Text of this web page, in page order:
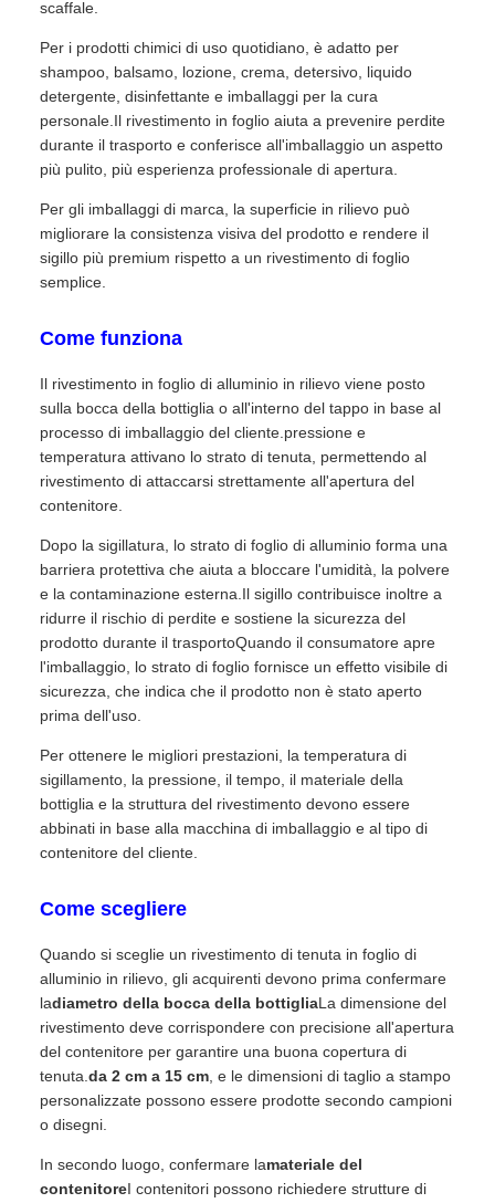
scaffale.
Per i prodotti chimici di uso quotidiano, è adatto per
shampoo, balsamo, lozione, crema, detersivo, liquido
detergente, disinfettante e imballaggi per la cura
personale.Il rivestimento in foglio aiuta a prevenire perdite
durante il trasporto e conferisce all'imballaggio un aspetto
più pulito, più esperienza professionale di apertura.
Per gli imballaggi di marca, la superficie in rilievo può
migliorare la consistenza visiva del prodotto e rendere il
sigillo più premium rispetto a un rivestimento di foglio
semplice.
Come funziona
Il rivestimento in foglio di alluminio in rilievo viene posto
sulla bocca della bottiglia o all'interno del tappo in base al
processo di imballaggio del cliente.pressione e
temperatura attivano lo strato di tenuta, permettendo al
rivestimento di attaccarsi strettamente all'apertura del
contenitore.
Dopo la sigillatura, lo strato di foglio di alluminio forma una
barriera protettiva che aiuta a bloccare l'umidità, la polvere
e la contaminazione esterna.Il sigillo contribuisce inoltre a
ridurre il rischio di perdite e sostiene la sicurezza del
prodotto durante il trasportoQuando il consumatore apre
l'imballaggio, lo strato di foglio fornisce un effetto visibile di
sicurezza, che indica che il prodotto non è stato aperto
prima dell'uso.
Per ottenere le migliori prestazioni, la temperatura di
sigillamento, la pressione, il tempo, il materiale della
bottiglia e la struttura del rivestimento devono essere
abbinati in base alla macchina di imballaggio e al tipo di
contenitore del cliente.
Come scegliere
Quando si sceglie un rivestimento di tenuta in foglio di
alluminio in rilievo, gli acquirenti devono prima confermare
ladiametro della bocca della bottigliaLa dimensione del
rivestimento deve corrispondere con precisione all'apertura
del contenitore per garantire una buona copertura di
tenuta.da 2 cm a 15 cm, e le dimensioni di taglio a stampo
personalizzate possono essere prodotte secondo campioni
o disegni.
In secondo luogo, confermare lamateriale del
contenitoreI contenitori possono richiedere strutture di